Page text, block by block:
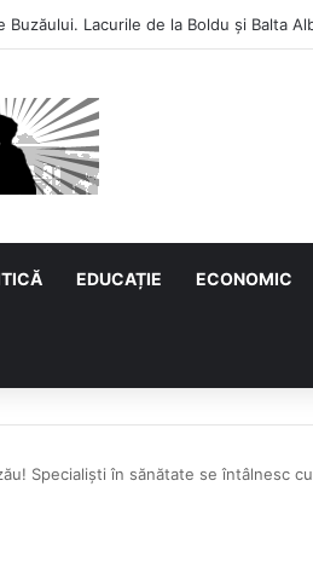
EDUCAȚIE ECONOMIC
Specialiști în sănătate se întâlnesc cu